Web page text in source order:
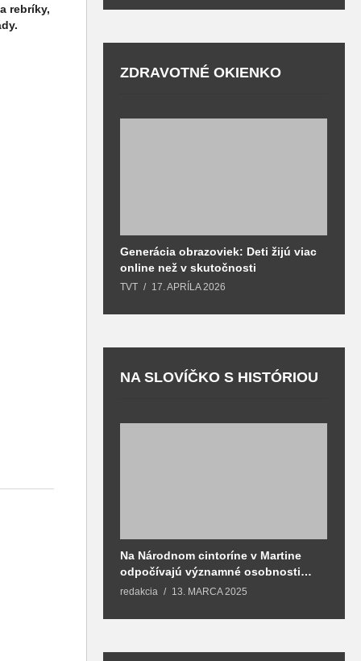
rebríky,
ZDRAVOTNÉ OKIENKO
Generácia obrazoviek: Deti žijú viac
online než v skutočnosti
TVT 17. APRÍLA 2026
NA SLOVÍČKO S HISTÓRIOU
Na Národnom cintoríne v Martine
odpočívajú významné osobnosti
spojené aj s mestom Martin
redakcia 13. MARCA 2025